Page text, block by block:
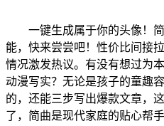
一键生成属于你的头像！简
能，快来尝尝吧！性价比间接
情况激发热议。有没有想过为
动漫写实？无论是孩子的童趣
的，还能三步写出爆款文章，
了，简曲是现代家庭的贴心帮